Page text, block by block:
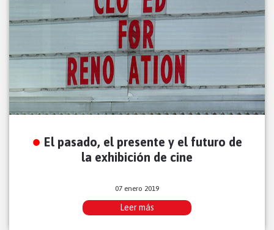
El pasado, el presente y el futuro de
la exhibición de cine
07 enero 2019
Leer más